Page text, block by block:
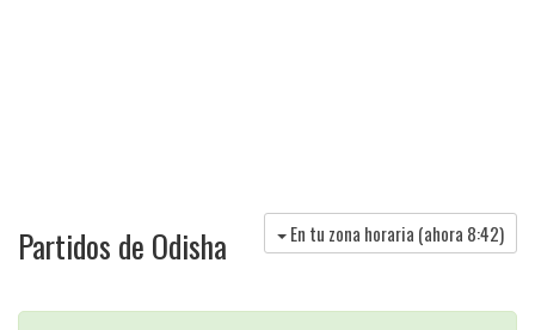
Partidos de Odisha En tu zona horaria (ahora 8:42)